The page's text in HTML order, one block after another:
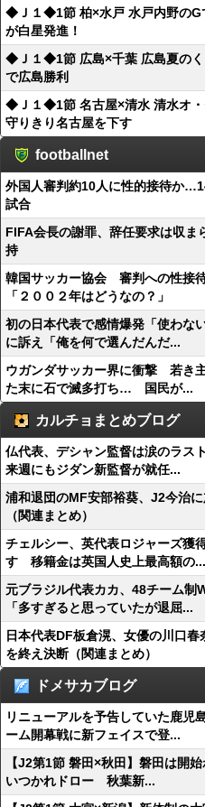
◆Ｊ１◆1節 柏×水戸 水戸内野のG
が白星発進！
◆Ｊ１◆1節 広島×千葉 広島夏の
で広島勝利
◆Ｊ１◆1節 名古屋×清水 清水オ
守りきり名古屋を下す
footballnet
外国人審判約10人に性的接待か
試合
FIFA会長の謝罪、辞任要求は収
持
韓国サッカー協会 審判への性接
「２００２年はどうなの？」
初の日本代表で感情爆発「使わな
に訴え「俺を何で選んだんだ...
ウガンダサッカー界に衝撃 若き
た末に石で滅多打ち… 国民が...
カルチョまとめブログ
仏代表、デシャン監督は涙のラス
来週にもジダン新監督が就任...
浦和退団のMF安部裕葵、J2今治
（関連まとめ）
チェルシー、英代表ロジャーズ獲
す 移籍金は英国人史上最高額の...
元ブラジル代表カカ、48チーム制
「多すぎると思っていたが退屈...
日本代表DF板倉滉、女優の川口
を終え決断（関連まとめ）
ドメサカブログ
リニューアルを予告していた鹿児
ーム開幕戦に新フェイスで登...
【J2第1節 磐田×秋田】磐田は開
いつかれドロー 秋葉新...